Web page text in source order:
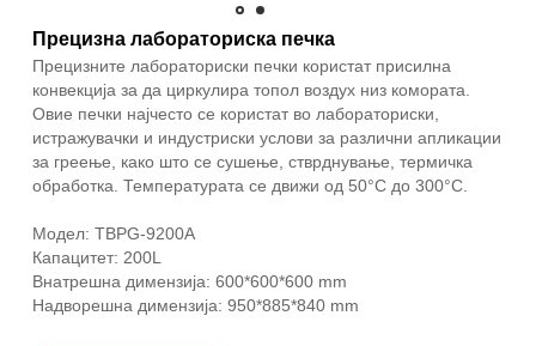
Прецизна лабораториска печка
Прецизните лабораториски печки користат присилна
конвекција за да циркулира топол воздух низ комората.
Овие печки најчесто се користат во лабораториски,
истражувачки и индустриски услови за различни апликации
за греење, како што се сушење, стврднување, термичка
обработка. Температурата се движи од 50°C до 300°C.
Модел: TBPG-9200A
Капацитет: 200L
Внатрешна димензија: 600*600*600 mm
Надворешна димензија: 950*885*840 mm